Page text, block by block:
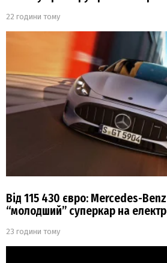
22 години тому
Від 115 430 євро: Mercedes-
“молодший” суперкар на
23 години тому